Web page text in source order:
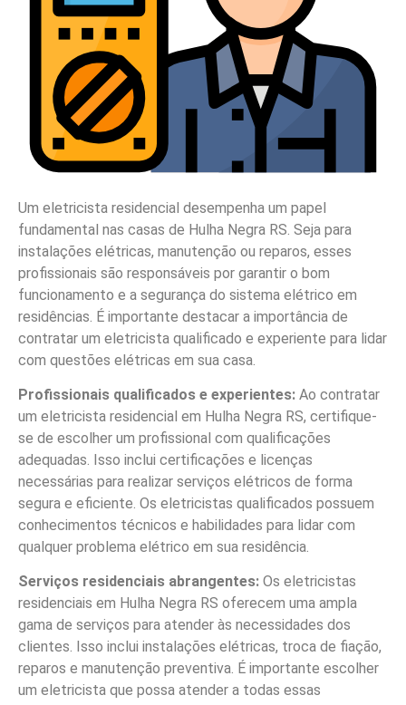
Um eletricista residencial desempenha um papel
fundamental nas casas de Hulha Negra RS. Seja para
instalações elétricas, manutenção ou reparos, esses
profissionais são responsáveis por garantir o bom
funcionamento e a segurança do sistema elétrico em
residências. É importante destacar a importância de
contratar um eletricista qualificado e experiente para lidar
com questões elétricas em sua casa.
Profissionais qualificados e experientes: Ao contratar
um eletricista residencial em Hulha Negra RS, certifique-
se de escolher um profissional com qualificações
adequadas. Isso inclui certificações e licenças
necessárias para realizar serviços elétricos de forma
segura e eficiente. Os eletricistas qualificados possuem
conhecimentos técnicos e habilidades para lidar com
qualquer problema elétrico em sua residência.
Serviços residenciais abrangentes: Os eletricistas
residenciais em Hulha Negra RS oferecem uma ampla
gama de serviços para atender às necessidades dos
clientes. Isso inclui instalações elétricas, troca de fiação,
reparos e manutenção preventiva. É importante escolher
um eletricista que possa atender a todas essas